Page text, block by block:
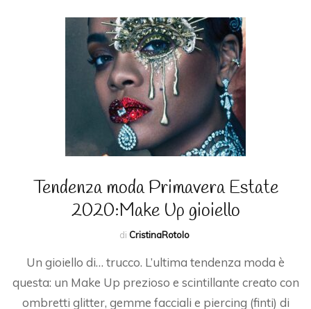
Tendenza moda Primavera Estate
2020:Make Up gioiello
di CristinaRotolo
Un gioiello di… trucco. L’ultima tendenza moda è
questa: un Make Up prezioso e scintillante creato con
ombretti glitter, gemme facciali e piercing (finti) di